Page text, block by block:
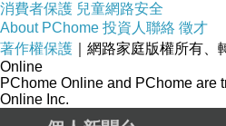
消費者保護 兒童網路安全
About PChome 投資人聯絡 徵才
著作權保護 ｜網路家庭版權所有、
Online
PChome Online and PChome are
Online Inc.